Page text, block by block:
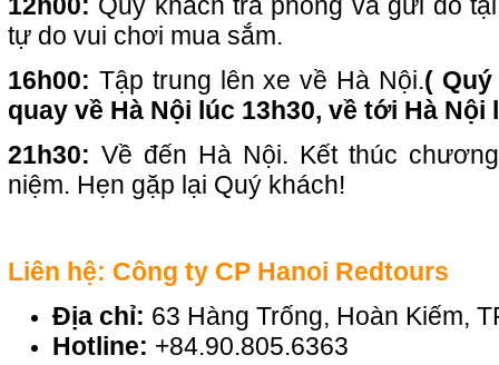
12h00: Quý khách trả phòng và gửi đồ
tự do vui chơi mua sắm.
16h00: Tập trung lên xe về Hà Nội.(
quay về Hà Nội lúc 13h30, về tới Hà Nội
21h30: Về đến Hà Nội. Kết thúc
niệm. Hẹn gặp lại Quý khách!
Liên hệ: Công ty CP Hanoi Redtours
Địa chỉ: 63 Hàng Trống, Hoàn Kiếm,
Hotline: +84.90.805.6363